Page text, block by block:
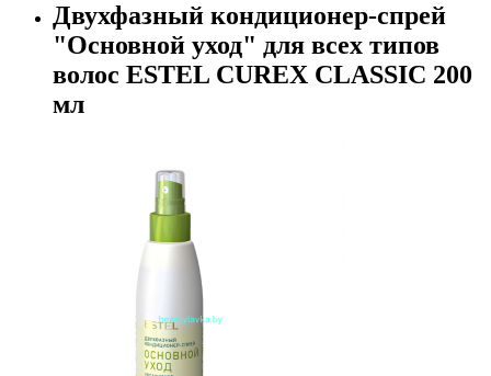
Двухфазный кондиционер-спрей
"Основной уход" для всех типов
волос ESTEL CUREX CLASSIC 200
мл